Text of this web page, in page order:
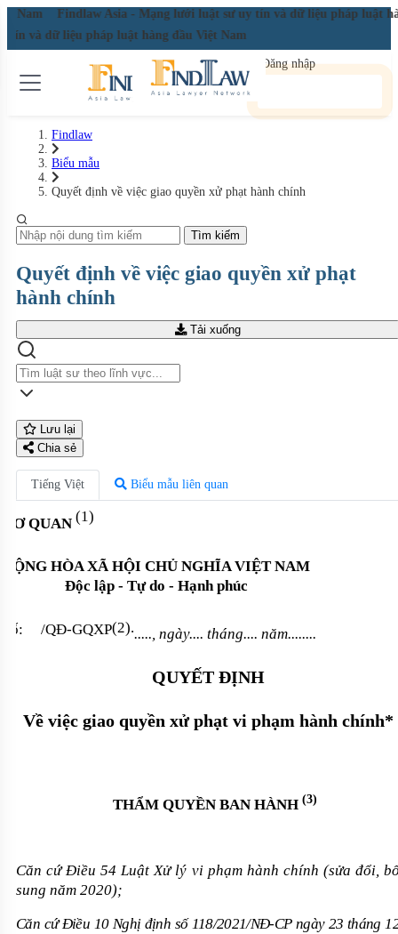
Nam
Findlaw Asia - Mạng lưới luật sư uy tín và dữ liệu pháp luật
tín và dữ liệu pháp luật hàng đầu Việt Nam
Đăng nhập
Findlaw
Biểu mẫu
Quyết định về việc giao quyền xử phạt hành chính
Tìm kiếm
Quyết định về việc giao quyền xử phạt
hành chính
Tải xuống
Lưu lại
Chia sẻ
Tiếng Việt Biểu mẫu liên quan
CƠ QUAN (1)
CỘNG HÒA XÃ HỘI CHỦ NGHĨA VIỆT NAM
Độc lập - Tự do - Hạnh phúc
Số: /QĐ-GQXP(2)......, ngày.... tháng.... năm........
QUYẾT ĐỊNH
Về việc giao quyền xử phạt vi phạm hành chính*
THẨM QUYỀN BAN HÀNH (3)
Căn cứ Điều 54 Luật Xử lý vi phạm hành chính (sửa đổi,
sung năm 2020);
Căn cứ Điều 10 Nghị định số 118/2021/NĐ-CPngày 23 tháng